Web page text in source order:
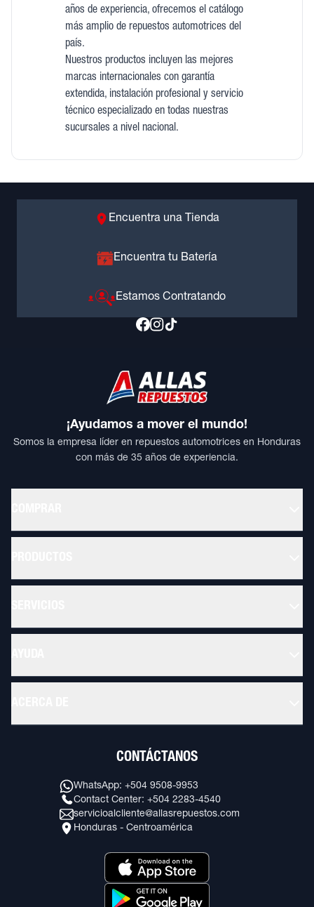
años de experiencia, ofrecemos el catálogo
más amplio de repuestos automotrices del
país.
Nuestros productos incluyen las mejores
marcas internacionales con garantía
extendida, instalación profesional y servicio
técnico especializado en todas nuestras
sucursales a nivel nacional.
Encuentra una Tienda
Encuentra tu Batería
Estamos Contratando
¡Ayudamos a mover el mundo!
Somos la empresa líder en repuestos automotrices en Honduras
con más de 35 años de experiencia.
CONTÁCTANOS
WhatsApp: +504 9508-9953
Contact Center: +504 2283-4540
servicioalcliente@allasrepuestos.com
Honduras - Centroamérica